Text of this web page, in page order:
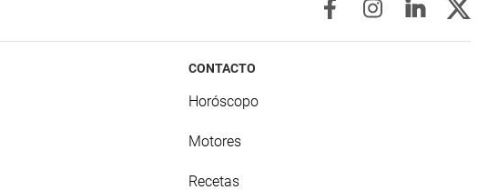
CONTACTO
Horóscopo
Motores
Recetas